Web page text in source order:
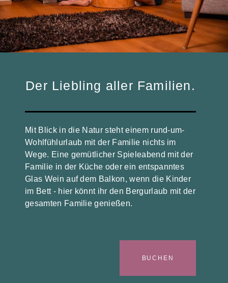
Der Liebling aller Familien.
Mit Blick in die Natur steht einem rund-um-
Wohlfühlurlaub mit der Familie nichts im
Wege. Eine gemütlicher Spieleabend mit der
Familie in der Küche oder ein entspanntes
Glas Wein auf dem Balkon, wenn die Kinder
im Bett - hier könnt ihr den Bergurlaub mit der
gesamten Familie genießen.
BUCHEN